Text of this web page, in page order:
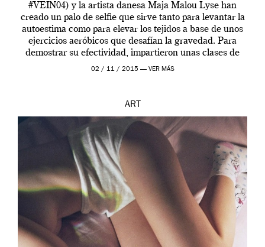
#VEIN04) y la artista danesa Maja Malou Lyse han
creado un palo de selfie que sirve tanto para levantar la
autoestima como para elevar los tejidos a base de unos
ejercicios aeróbicos que desafían la gravedad. Para
demostrar su efectividad, impartieron unas clases de
prueba en el Tate […]
02 / 11 / 2015 — VER MÁS
ART